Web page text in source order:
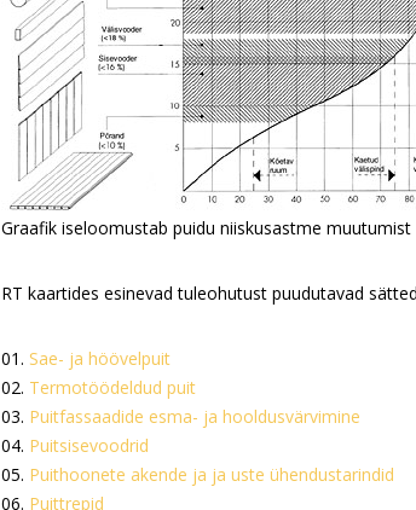
Graafik iseloomustab puidu niiskusastme muutumist
RT kaartides esinevad tuleohutust puudutavad
01. Sae- ja höövelpuit
02. Termotöödeldud puit
03. Puitfassaadide esma- ja hooldusvärvimine
04. Puitsisevoodrid
05. Puithoonete akende ja ja uste ühendustarindid
06. Puittrepid